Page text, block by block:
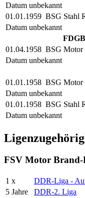
Datum unbekannt
01.01.1959 BSG Stahl
Datum unbekannt
01.04.1958 BSG Motor
Datum unbekannt
01.01.1958 BSG Motor
Datum unbekannt
01.01.1958 BSG Stahl
Datum unbekannt
FSV Motor
1 x
DDR-Liga -
5 Jahre
DDR-2. Liga